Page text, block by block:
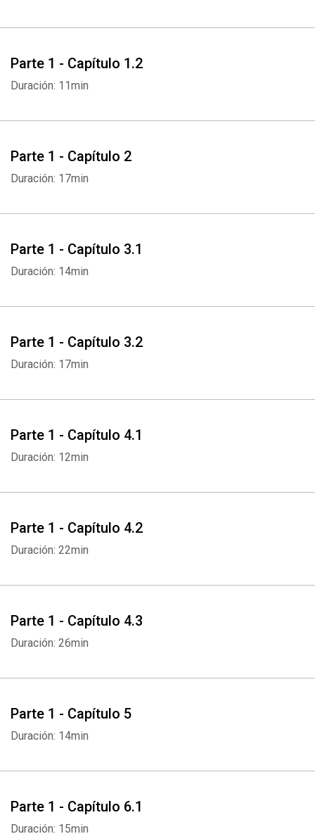
Parte 1 - Capítulo 1.2
Duración: 11min
Parte 1 - Capítulo 2
Duración: 17min
Parte 1 - Capítulo 3.1
Duración: 14min
Parte 1 - Capítulo 3.2
Duración: 17min
Parte 1 - Capítulo 4.1
Duración: 12min
Parte 1 - Capítulo 4.2
Duración: 22min
Parte 1 - Capítulo 4.3
Duración: 26min
Parte 1 - Capítulo 5
Duración: 14min
Parte 1 - Capítulo 6.1
Duración: 15min